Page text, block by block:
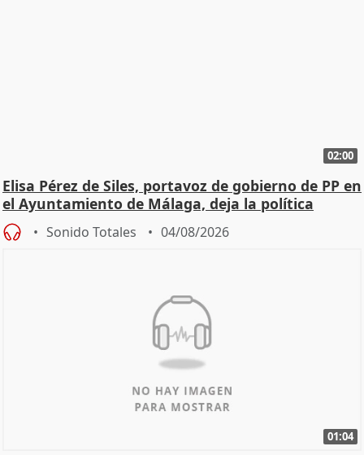
02:00
Elisa Pérez de Siles, portavoz de gobierno de PP en
el Ayuntamiento de Málaga, deja la política
Sonido Totales 04/08/2026
01:04